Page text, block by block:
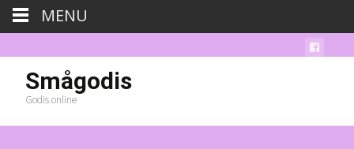
Smågodis
Godis online
MENU